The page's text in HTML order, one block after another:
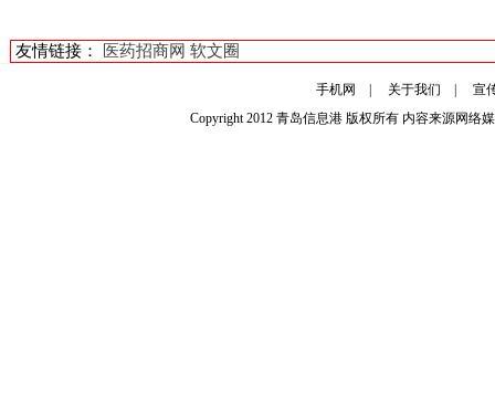
友情链接： 医药招商网 软文圈
手机网 关于我们 |宣
Copyright 2012青岛信息港 版权所有 内容来源网络